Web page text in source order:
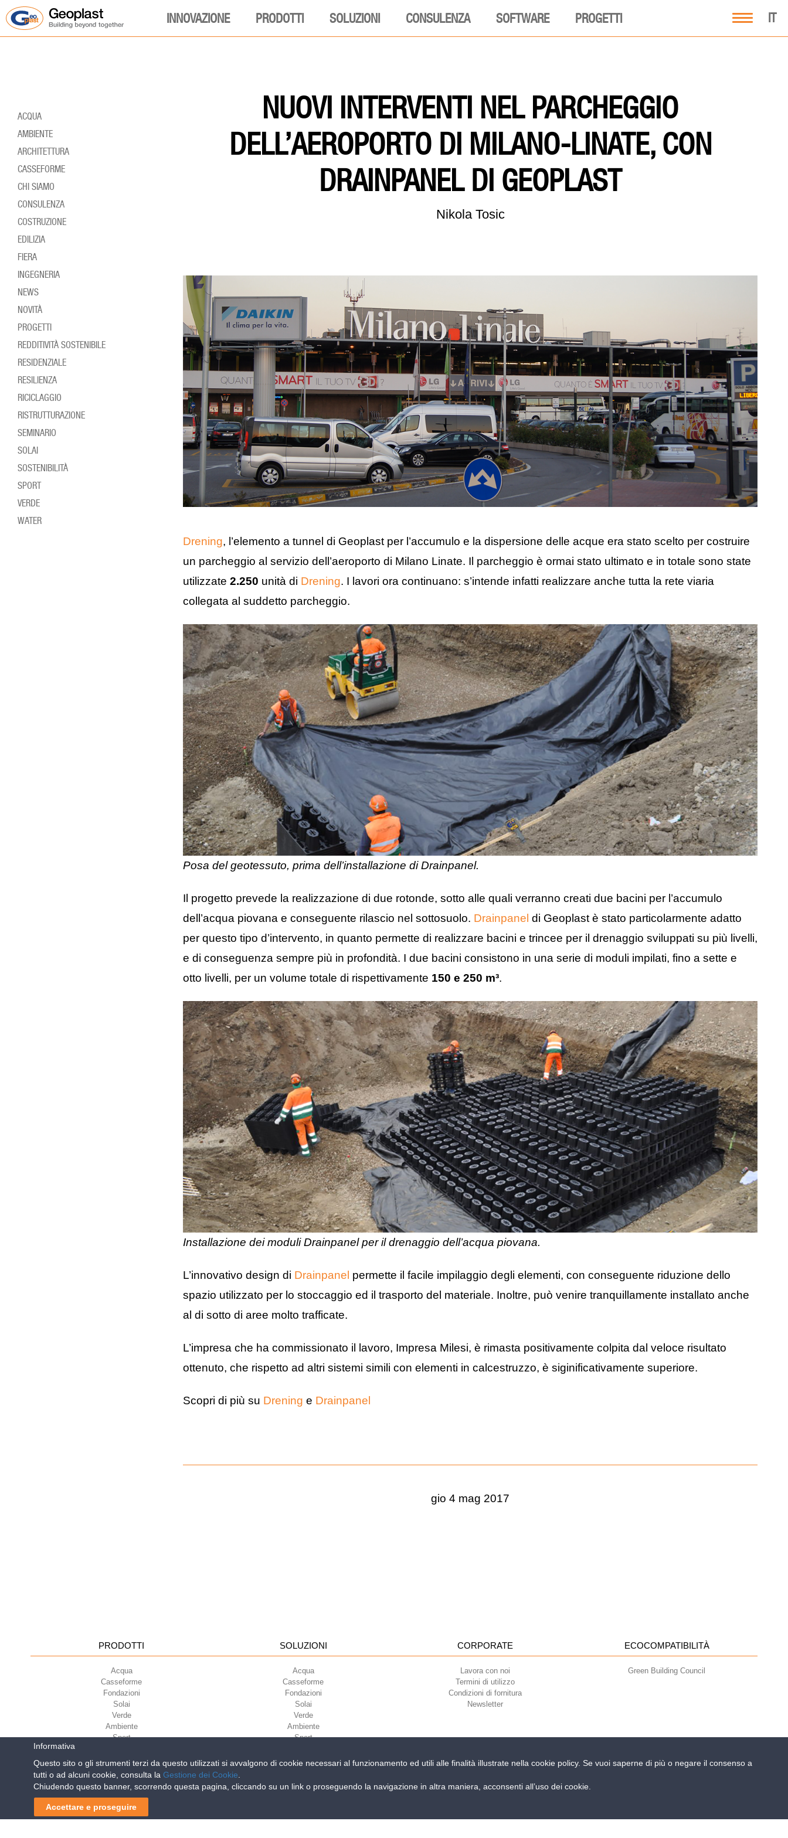
IT
INNOVAZIONE PRODOTTI SOLUZIONI CONSULENZA SOFTWARE PROGETTI
NUOVI INTERVENTI NEL PARCHEGGIO
DELL’AEROPORTO DI MILANO-LINATE, CON
DRAINPANEL DI GEOPLAST
Nikola Tosic
Drening, l’elemento a tunnel di Geoplast per l’accumulo e la dispersione delle acque era stato scelto per costruire
un parcheggio al servizio dell’aeroporto di Milano Linate. Il parcheggio è ormai stato ultimato e in totale sono state
utilizzate 2.250 unità di Drening. I lavori ora continuano: s’intende infatti realizzare anche tutta la rete viaria
collegata al suddetto parcheggio.
Posa del geotessuto, prima dell’installazione di Drainpanel.
Il progetto prevede la realizzazione di due rotonde, sotto alle quali verranno creati due bacini per l’accumulo
dell’acqua piovana e conseguente rilascio nel sottosuolo. Drainpanel di Geoplast è stato particolarmente adatto
per questo tipo d’intervento, in quanto permette di realizzare bacini e trincee per il drenaggio sviluppati su più livelli,
e di conseguenza sempre più in profondità. I due bacini consistono in una serie di moduli impilati, fino a sette e
otto livelli, per un volume totale di rispettivamente 150 e 250 m³.
Installazione dei moduli Drainpanel per il drenaggio dell’acqua piovana.
L’innovativo design di Drainpanel permette il facile impilaggio degli elementi, con conseguente riduzione dello
spazio utilizzato per lo stoccaggio ed il trasporto del materiale. Inoltre, può venire tranquillamente installato anche
al di sotto di aree molto trafficate.
L’impresa che ha commissionato il lavoro, Impresa Milesi, è rimasta positivamente colpita dal veloce risultato
ottenuto, che rispetto ad altri sistemi simili con elementi in calcestruzzo, è siginificativamente superiore.
Scopri di più su Drening e Drainpanel
3 cose che architetti e ingegneri dovrebbero sapere riguardo
gio 4 mag 2017
ACQUA
AMBIENTE
ARCHITETTURA
CASSEFORME
CHI SIAMO
CONSULENZA
COSTRUZIONE
EDILIZIA
FIERA
INGEGNERIA
NEWS
NOVITÀ
PROGETTI
REDDITIVITÀ SOSTENIBILE
RESIDENZIALE
RESILIENZA
RICICLAGGIO
RISTRUTTURAZIONE
SEMINARIO
SOLAI
SOSTENIBILITÀ
SPORT
VERDE
WATER
PRODOTTI
Acqua
Casseforme
Fondazioni
Solai
Verde
Ambiente
Sport
SOLUZIONI
Acqua
Casseforme
Fondazioni
Solai
Verde
Ambiente
Sport
CORPORATE
Lavora con noi
Termini di utilizzo
Condizioni di fornitura
Newsletter
ECOCOMPATIBILITÀ
Green Building Council
Geoplast S.p.A.| Via Martiri della Libertà, 6/8 - 35010 Grantorto (Padova) ITALY - Tel
Reg. Impr. PD. n. 03285310284 - R.E.A. n. 300667 P.IVA e C.F. 03285310284 | Cap. Soc. Euro 2.000.000 i.v. |PRIVACY POLICY | POR FESR Regione del Veneto
Informativa
Questo sito o gli strumenti terzi da questo utilizzati si avvalgono di cookie necessari al funzionamento ed utili alle finalità illustrate nella cookie policy. Se vuoi saperne di più o negare il consenso a
tutti o ad alcuni cookie, consulta la Gestione dei Cookie
Chiudendo questo banner, scorrendo questa pagina, cliccando su un link o proseguendo la navigazione in altra maniera, acconsenti all’uso dei cookie.
Accettare e proseguire